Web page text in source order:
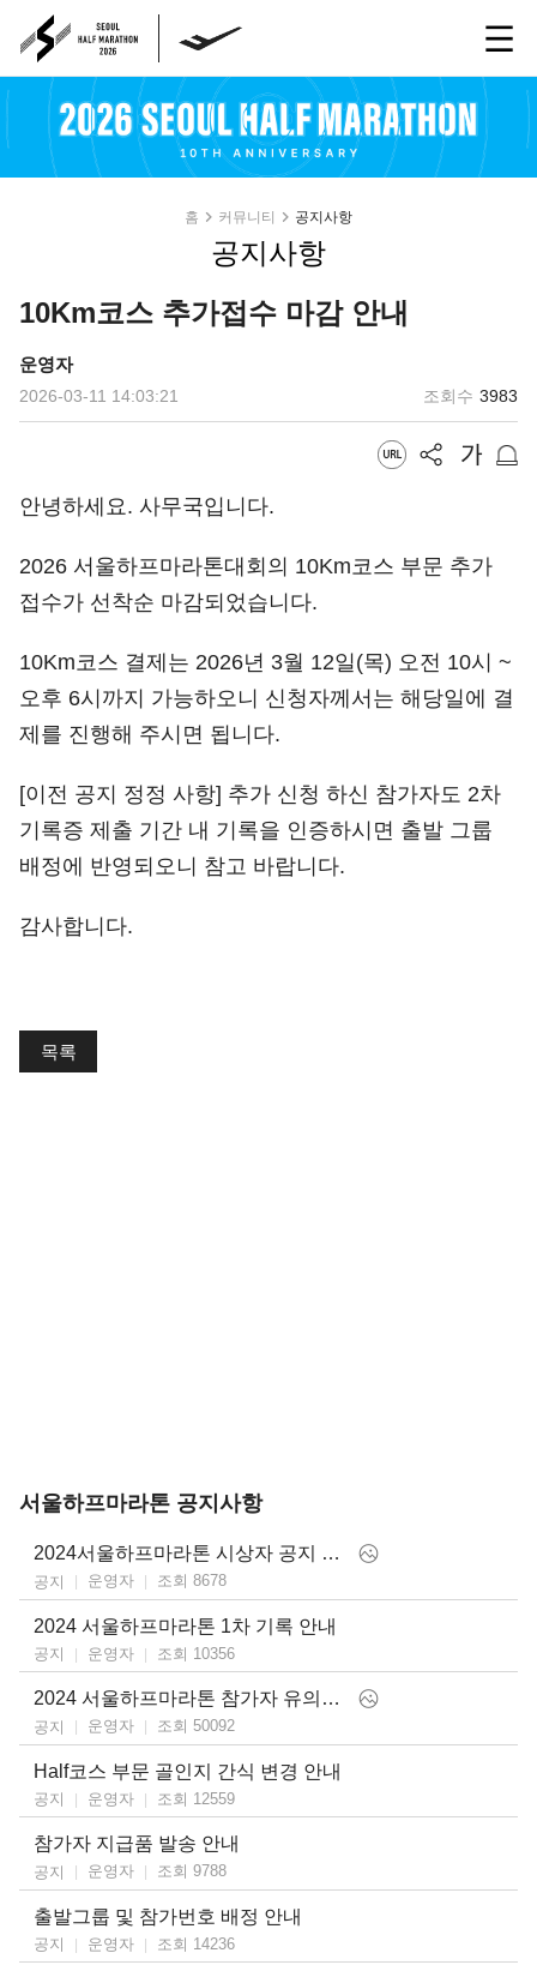
홈 커뮤니티 공지사항
공지사항
10Km코스 추가접수 마감 안내
운영자
2026-03-11 14:03:21 조회수 3983
안녕하세요. 사무국입니다.
2026 서울하프마라톤대회의 10Km코스 부문 추가
접수가 선착순 마감되었습니다.
10Km코스 결제는 2026년 3월 12일(목) 오전 10시 ~
오후 6시까지 가능하오니 신청자께서는 해당일에 결
제를 진행해 주시면 됩니다.
[이전 공지 정정 사항] 추가 신청 하신 참가자도 2차
기록증 제출 기간 내 기록을 인증하시면 출발 그룹
배정에 반영되오니 참고 바랍니다.
감사합니다.
목록
서울하프마라톤 공지사항
2024서울하프마라톤 시상자 공지 및 대리참가자 관련 안내
공지 운영자 조회 8678
2024 서울하프마라톤 1차 기록 안내
공지 운영자 조회 10356
2024 서울하프마라톤 참가자 유의사항
공지 운영자 조회 50092
Half코스 부문 골인지 간식 변경 안내
공지 운영자 조회 12559
참가자 지급품 발송 안내
공지 운영자 조회 9788
출발그룹 및 참가번호 배정 안내
공지 운영자 조회 14236